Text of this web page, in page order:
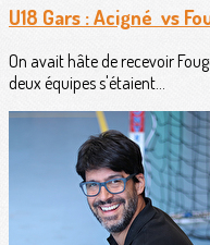
U18 Gars : Acigné vs
On avait hâte de recevoir
deux équipes s'étaient...